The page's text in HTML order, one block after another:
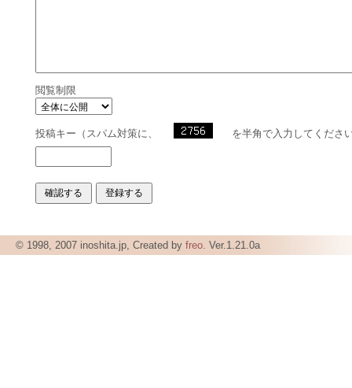
閲覧制限
投稿キー（スパム対策に、 を半角で入力してくださ
© 1998, 2007 inoshita.jp, Created by freo. Ver.1.21.0a